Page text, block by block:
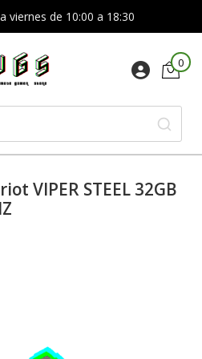
viernes de 10:00 a 18:30
0
VIPER STEEL 32GB